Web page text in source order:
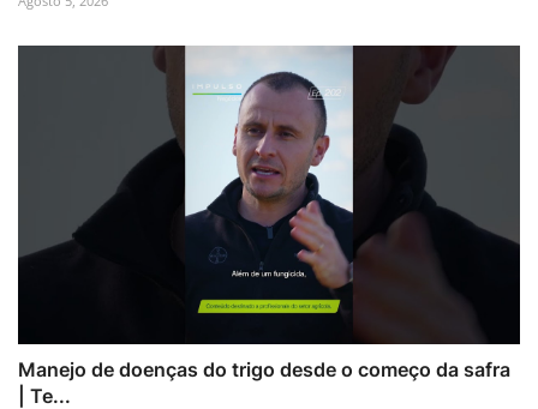
Manejo de doenças do trigo desde o começo da safra
| Te...